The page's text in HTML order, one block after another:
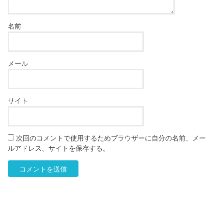
名前
メール
サイト
次回のコメントで使用するためブラウザーに自分の名前、メー
ルアドレス、サイトを保存する。